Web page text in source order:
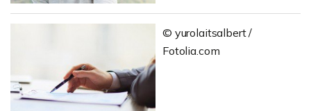
© yurolaitsalbert /
Fotolia.com